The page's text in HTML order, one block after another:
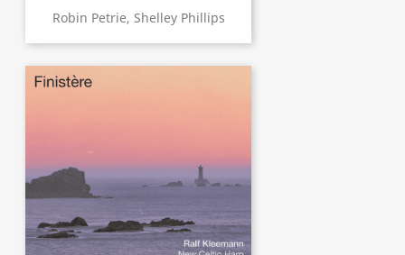
Robin Petrie, Shelley Phillips